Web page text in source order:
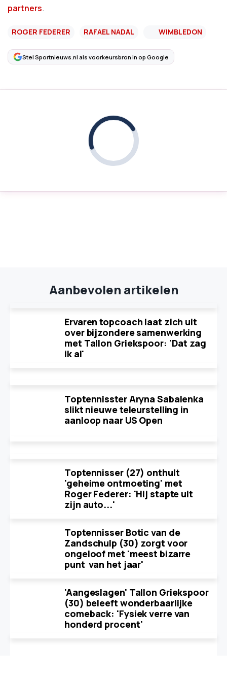
partners.
ROGER FEDERER RAFAEL NADAL WIMBLEDON
Stel Sportnieuws.nl als voorkeursbron in op Google
Aanbevolen artikelen
Ervaren topcoach laat zich uit
over bijzondere samenwerking
met Tallon Griekspoor: 'Dat zag
ik al'
Toptennisster Aryna Sabalenka
slikt nieuwe teleurstelling in
aanloop naar US Open
Toptennisser (27) onthult
'geheime ontmoeting' met
Roger Federer: 'Hij stapte uit
zijn auto...'
Toptennisser Botic van de
Zandschulp (30) zorgt voor
ongeloof met 'meest bizarre
punt van het jaar'
'Aangeslagen' Tallon Griekspoor
(30) beleeft wonderbaarlijke
comeback: 'Fysiek verre van
honderd procent'